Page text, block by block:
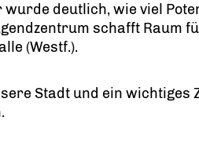
wurde deutlich, wie viel
schafft Raum
(Westf.).
Stadt und ein